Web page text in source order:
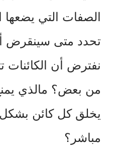
الصفات التي
تحدد متى سينقرض
نفترض أن الكائنات
من بعض؟ مالذي
يخلق كل كائن
مباشر؟